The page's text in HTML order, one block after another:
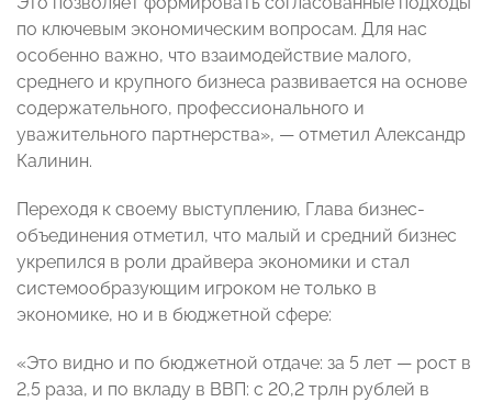
по ключевым экономическим вопросам. Для нас
особенно важно, что взаимодействие малого,
среднего и крупного бизнеса развивается на основе
содержательного, профессионального и
уважительного партнерства», — отметил Александр
Калинин.
Переходя к своему выступлению, Глава бизнес-
объединения отметил, что малый и средний бизнес
укрепился в роли драйвера экономики и стал
системообразующим игроком не только в
экономике, но и в бюджетной сфере:
«Это видно и по бюджетной отдаче: за 5 лет — рост в
2,5 раза, и по вкладу в ВВП: с 20,2 трлн рублей в